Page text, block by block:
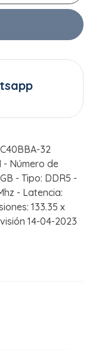
32
- Número de
- Tipo: DDR5 -
- Latencia:
133.35 x
14-04-2023